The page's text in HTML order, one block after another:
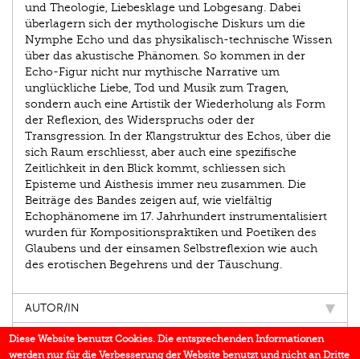
und Theologie, Liebesklage und Lobgesang. Dabei
überlagern sich der mythologische Diskurs um die
Nymphe Echo und das physikalisch-technische Wissen
über das akustische Phänomen. So kommen in der
Echo-Figur nicht nur mythische Narrative um
unglückliche Liebe, Tod und Musik zum Tragen,
sondern auch eine Artistik der Wiederholung als Form
der Reflexion, des Widerspruchs oder der
Transgression. In der Klangstruktur des Echos, über die
sich Raum erschliesst, aber auch eine spezifische
Zeitlichkeit in den Blick kommt, schliessen sich
Episteme und Aisthesis immer neu zusammen. Die
Beiträge des Bandes zeigen auf, wie vielfältig
Echophänomene im 17. Jahrhundert instrumentalisiert
wurden für Kompositionspraktiken und Poeti­ken des
Glaubens und der einsamen Selbstreflexion wie auch
des erotischen Begehrens und der Täuschung.
AUTOR/IN
EINBLICK
Diese Website benutzt Cookies. Die entsprechenden Informationen
werden nur für die Verbesserung der Website benutzt und nicht an Dritte